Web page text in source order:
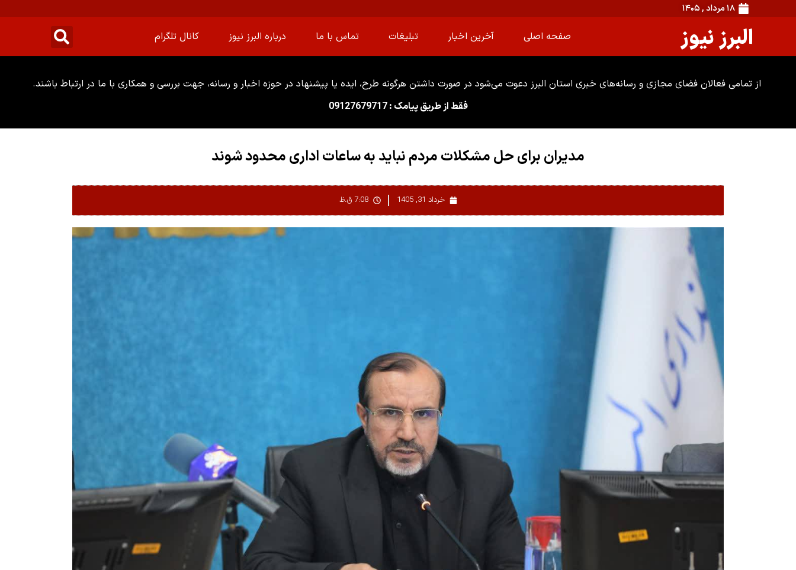
۱۸ مرداد , ۱۴۰۵
البرز نیوز صفحه اصلی آخرین اخبار تبلیغات تماس با ما درباره البرز نیوز کانال تلگرام
از تمامی فعالان فضای مجازی و رسانه‌های خبری استان البرز دعوت می‌شود در صورت داشتن هرگونه طرح، ایده یا پیشنهاد در حوزه اخبار و رسانه، جهت بررسی و همکاری با ما در ارتباط باشند.
فقط از طریق پیامک : 09127679717
مدیران برای حل مشکلات مردم نباید به ساعات اداری محدود شوند
خرداد 31, 1405 7:08 ق.ظ